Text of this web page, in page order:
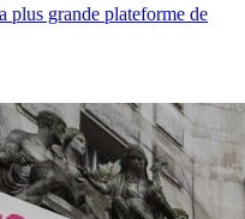
grande plateforme de